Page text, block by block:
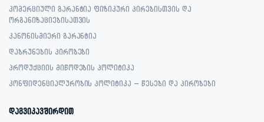
კომერციული გარანტია ფიზიკური პირებისთვის და
ორგანიზაციებისათვის
კანონისმიერი გარანტია
დაბრუნების პირობები
პროდუქციის მიწოდების პოლიტიკა
კონფიდენციალურობის პოლიტიკა – წესები და პირობები
დაგვიკავშირდით